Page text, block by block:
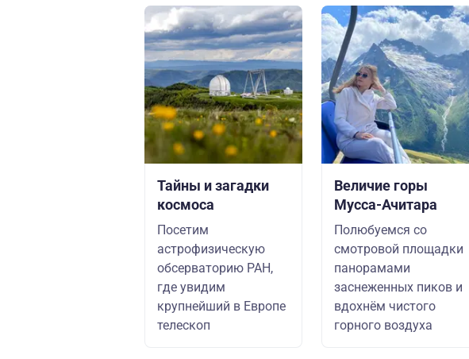
Тайны и загадки
космоса
Посетим
астрофизическую
обсерваторию РАН,
где увидим
крупнейший в Европе
телескоп
Величие горы
Мусса-Ачитара
Полюбуемся со
смотровой площадки
панорамами
заснеженных пиков и
вдохнём чистого
горного воздуха